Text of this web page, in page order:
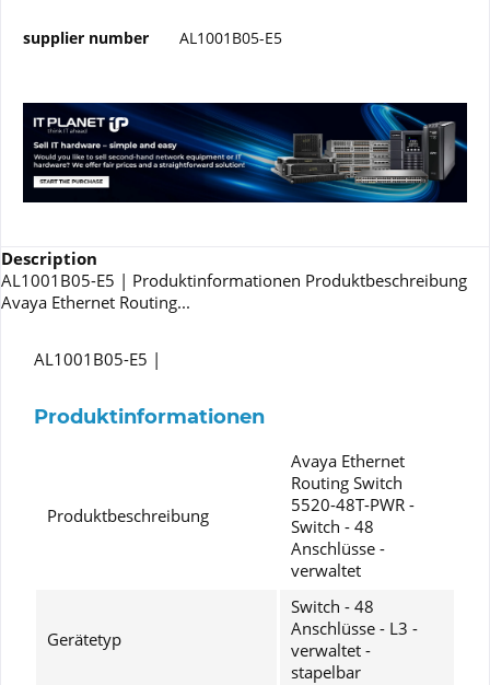
supplier number AL1001B05-E5
Description
AL1001B05-E5 | Produktinformationen Produktbeschreibung
Avaya Ethernet Routing...
AL1001B05-E5 |
Produktinformationen
Produktbeschreibung
Avaya Ethernet
Routing Switch
5520-48T-PWR -
Switch - 48
Anschlüsse -
verwaltet
Gerätetyp
Switch - 48
Anschlüsse - L3 -
verwaltet -
stapelbar